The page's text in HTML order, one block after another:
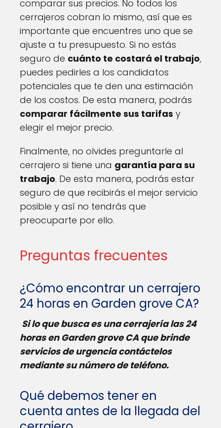
comparar sus precios. No todos los
cerrajeros cobran lo mismo, así que es
importante que encuentres uno que se
ajuste a tu presupuesto. Si no estás
seguro de cuánto te costará el trabajo,
puedes pedirles a los candidatos
potenciales que te den una estimación
de los costos. De esta manera, podrás
comparar fácilmente sus tarifas y
elegir el mejor precio.
Finalmente, no olvides preguntarle al
cerrajero si tiene una garantía para su
trabajo. De esta manera, podrás estar
seguro de que recibirás el mejor servicio
posible y así no tendrás que
preocuparte por ello.
Preguntas frecuentes
¿Cómo encontrar un cerrajero
24 horas en Garden grove CA?
Si lo que busca es una cerrajería las 24
horas en Garden grove CA que brinde
servicios de urgencia contáctelos
mediante su número de teléfono.
Qué debemos tener en
cuenta antes de la llegada del